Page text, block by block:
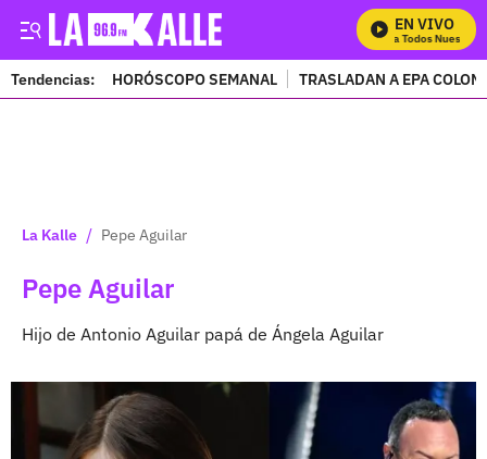
EN VIVO
Mira Todos Nuestros
Tendencias: HORÓSCOPO SEMANAL TRASLADAN A EPA
La Kalle / Pepe Aguilar
Pepe Aguilar
Hijo de Antonio Aguilar papá de Ángela Aguilar